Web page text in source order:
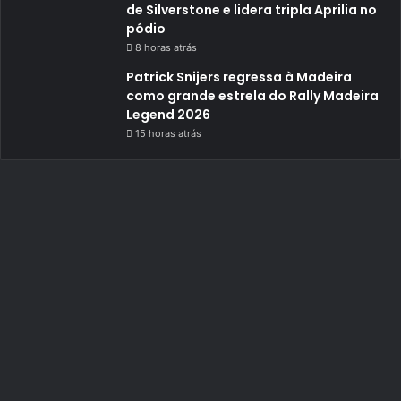
de Silverstone e lidera tripla Aprilia no
pódio
8 horas atrás
Patrick Snijers regressa à Madeira
como grande estrela do Rally Madeira
Legend 2026
15 horas atrás